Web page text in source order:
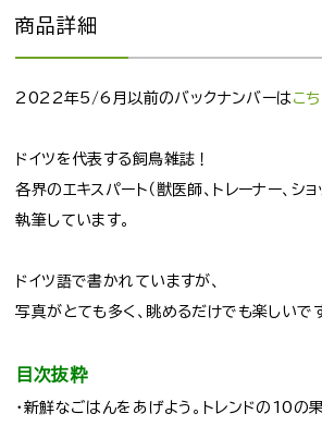
商品詳細
2022年5/6月以前のバックナンバーは こ
ドイツを代表する飼鳥雑誌！
各界のエキスパート（獣医師、トレーナー、シ
執筆しています。
ドイツ語で書かれていますが、
写真がとても多く、眺めるだけでも楽しいです
目次抜粋
・新鮮なごはんをあげよう。トレンドの10の